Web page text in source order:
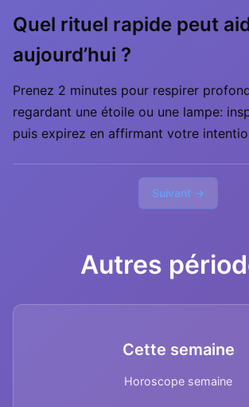
Quel rituel rapide peut
aujourd’hui ?
Prenez 2 minutes pour respirer
regardant une étoile ou une lampe:
puis expirez en affirmant votre
Suivant →
Autres
Cette semaine
Horoscope semaine